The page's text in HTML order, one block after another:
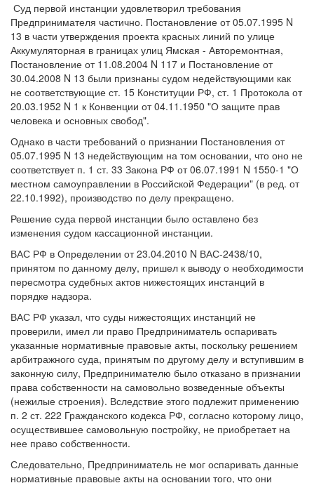
Суд первой инстанции удовлетворил требования
Предпринимателя частично. Постановление от 05.07.1995 N
13 в части утверждения проекта красных линий по улице
Аккумуляторная в границах улиц Ямская - Авторемонтная,
Постановление от 11.08.2004 N 117 и Постановление от
30.04.2008 N 13 были признаны судом недействующими как
не соответствующие ст. 15 Конституции РФ, ст. 1 Протокола от
20.03.1952 N 1 к Конвенции от 04.11.1950 "О защите прав
человека и основных свобод".
Однако в части требований о признании Постановления от
05.07.1995 N 13 недействующим на том основании, что оно не
соответствует п. 1 ст. 33 Закона РФ от 06.07.1991 N 1550-1 "О
местном самоуправлении в Российской Федерации" (в ред. от
22.10.1992), производство по делу прекращено.
Решение суда первой инстанции было оставлено без
изменения судом кассационной инстанции.
ВАС РФ в Определении от 23.04.2010 N ВАС-2438/10,
принятом по данному делу, пришел к выводу о необходимости
пересмотра судебных актов нижестоящих инстанций в
порядке надзора.
ВАС РФ указал, что суды нижестоящих инстанций не
проверили, имел ли право Предприниматель оспаривать
указанные нормативные правовые акты, поскольку решением
арбитражного суда, принятым по другому делу и вступившим в
законную силу, Предпринимателю было отказано в признании
права собственности на самовольно возведенные объекты
(нежилые строения). Вследствие этого подлежит применению
п. 2 ст. 222 Гражданского кодекса РФ, согласно которому лицо,
осуществившее самовольную постройку, не приобретает на
нее право собственности.
Следовательно, Предприниматель не мог оспаривать данные
нормативные правовые акты на основании того, что они